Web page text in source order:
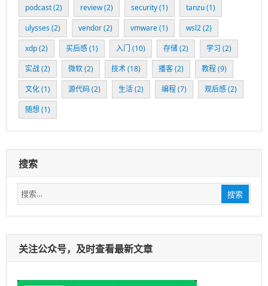
podcast(2) review(2) security(1) tanzu(1)
ulysses(2) vendor(2) vmware(1) wsl2(2)
xdp(2) 买后感(1) 入门 (10) 存储(2) 学习 (2)
实战(2) 微软(2) 技术(18) 播客(2) 教程(9)
文化(1) 源代码(2) 生活(2) 编程(7) 观后感(2)
随想(1)
搜索
搜
索：
搜索
关注公众号，及时查看最新文章